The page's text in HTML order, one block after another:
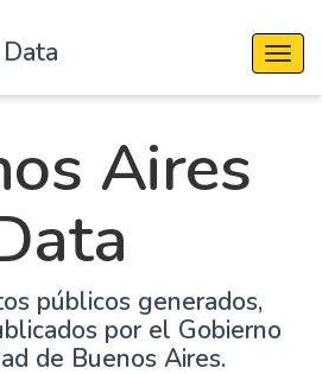
Aires
públicos generados,
por el Gobierno
de Buenos Aires.